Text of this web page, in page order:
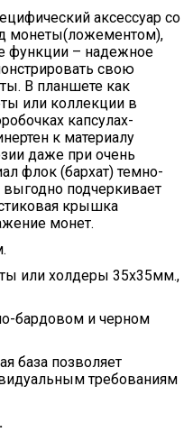
аксессуар со
монеты(ложементом),
функции – надежное
свою
В планшете как
или коллекции в
капсулах-
к материалу
даже при очень
флок (бархат) темно-
подчеркивает
крышка
монет.
или холдеры 35х35мм.,
бардовом и черном
база позволяет
требованиям